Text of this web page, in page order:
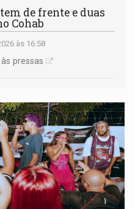
de frente e duas
Cohab
às 16:58
pressas